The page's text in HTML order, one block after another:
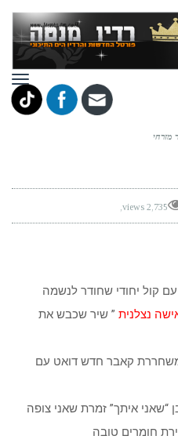
מזרחי
2,735 views
קול יחודי שחודר לנשמה
נצלנית ” שיר שכבש את
קאבר חדש דואט עם
“שאני איתך” זמרת שאני צופה
חומרים טובה